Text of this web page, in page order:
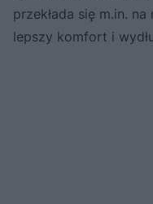
przekłada się m.in.
lepszy komfort i